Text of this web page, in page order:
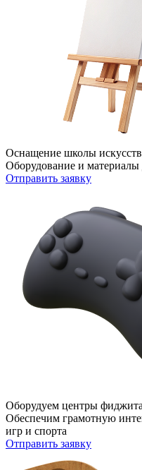
Оснащение школы искусств
Оборудование и материалы
Отправить заявку
Оборудуем центры
Обеспечим грамотную
игр и спорта
Отправить заявку